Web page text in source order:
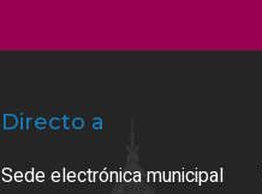
Directo a
Sede electrónica municipal